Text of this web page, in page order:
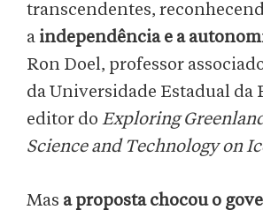
transcendentes,
a independência e a
Ron Doel, professor
da Universidade Estadual da
editor do Exploring
Science and Technology on
Mas a proposta chocou o